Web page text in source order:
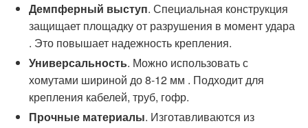
Демпферный выступ. Специальная конструкция
защищает площадку от разрушения в момент удара
. Это повышает надежность крепления.
Универсальность. Можно использовать с
хомутами шириной до 8-12 мм . Подходит для
крепления кабелей, труб, гофр.
Прочные материалы. Изготавливаются из